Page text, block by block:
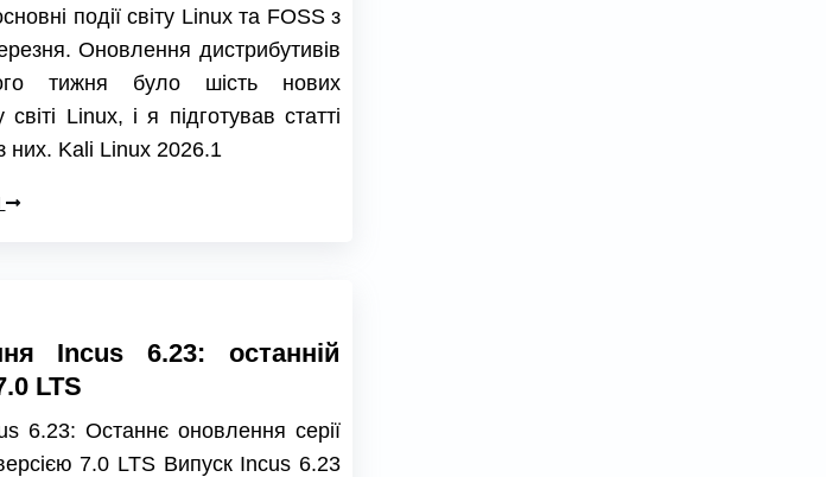
події світу Linux та FOSS з
Оновлення дистрибутивів
тижня було шість нових
Linux, і я підготував статті
них. Kali Linux 2026.1
Incus 6.23: останній
LTS
6.23: Останнє оновлення серії
7.0 LTS Випуск Incus 6.23